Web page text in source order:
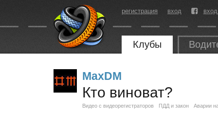
регистрация вход
Клубы
MaxDM
Кто виноват?
Видео с видеорегистраторов ПДД и закон Аварии